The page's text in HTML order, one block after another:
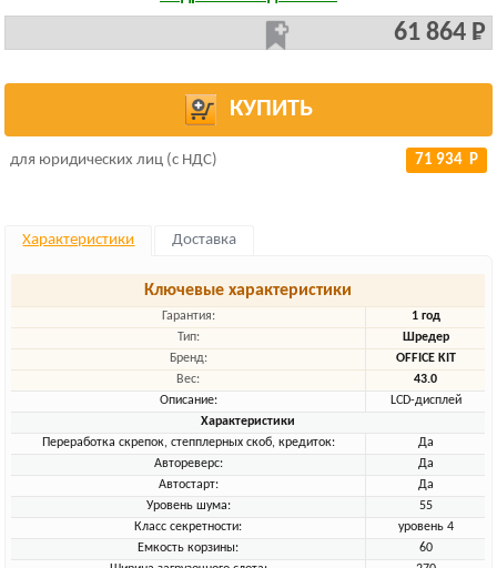
61 864 Р
КУПИТЬ
для юридических лиц (с НДС) 71 934 Р
Характеристики Доставка
Ключевые характеристики
Гарантия:
1 год
Тип:
Шредер
Бренд:
OFFICE KIT
Вес:
43.0
Описание:
LCD-дисплей
Характеристики
Переработка скрепок, степплерных скоб, кредиток:
Да
Автореверс:
Да
Автостарт:
Да
Уровень шума:
55
Класс секретности:
уровень 4
Емкость корзины:
60